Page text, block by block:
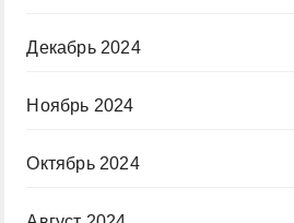
Декабрь 2024
Ноябрь 2024
Октябрь 2024